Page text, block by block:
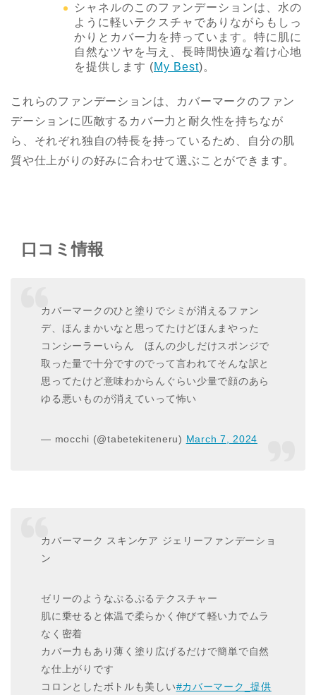
シャネルのこのファンデーションは、水の
ように軽いテクスチャでありながらもしっ
かりとカバー力を持っています。特に肌に
自然なツヤを与え、長時間快適な着け心地
を提供します​ (My Best)​。
これらのファンデーションは、カバーマークのファン
デーションに匹敵するカバー力と耐久性を持ちなが
ら、それぞれ独自の特長を持っているため、自分の肌
質や仕上がりの好みに合わせて選ぶことができます。
口コミ情報
カバーマークのひと塗りでシミが消えるファン
デ、ほんまかいなと思ってたけどほんまやった
コンシーラーいらん ほんの少しだけスポンジで
取った量で十分ですのでって言われてそんな訳と
思ってたけど意味わからんぐらい少量で顔のあら
ゆる悪いものが消えていって怖い
— mocchi (@tabetekiteneru) March 7, 2024
カバーマーク スキンケア ジェリーファンデーショ
ン
ゼリーのようなぷるぷるテクスチャー
肌に乗せると体温で柔らかく伸びて軽い力でムラ
なく密着
カバー力もあり薄く塗り広げるだけで簡単で自然
な仕上がりです
コロンとしたボトルも美しい#カバーマーク_提供